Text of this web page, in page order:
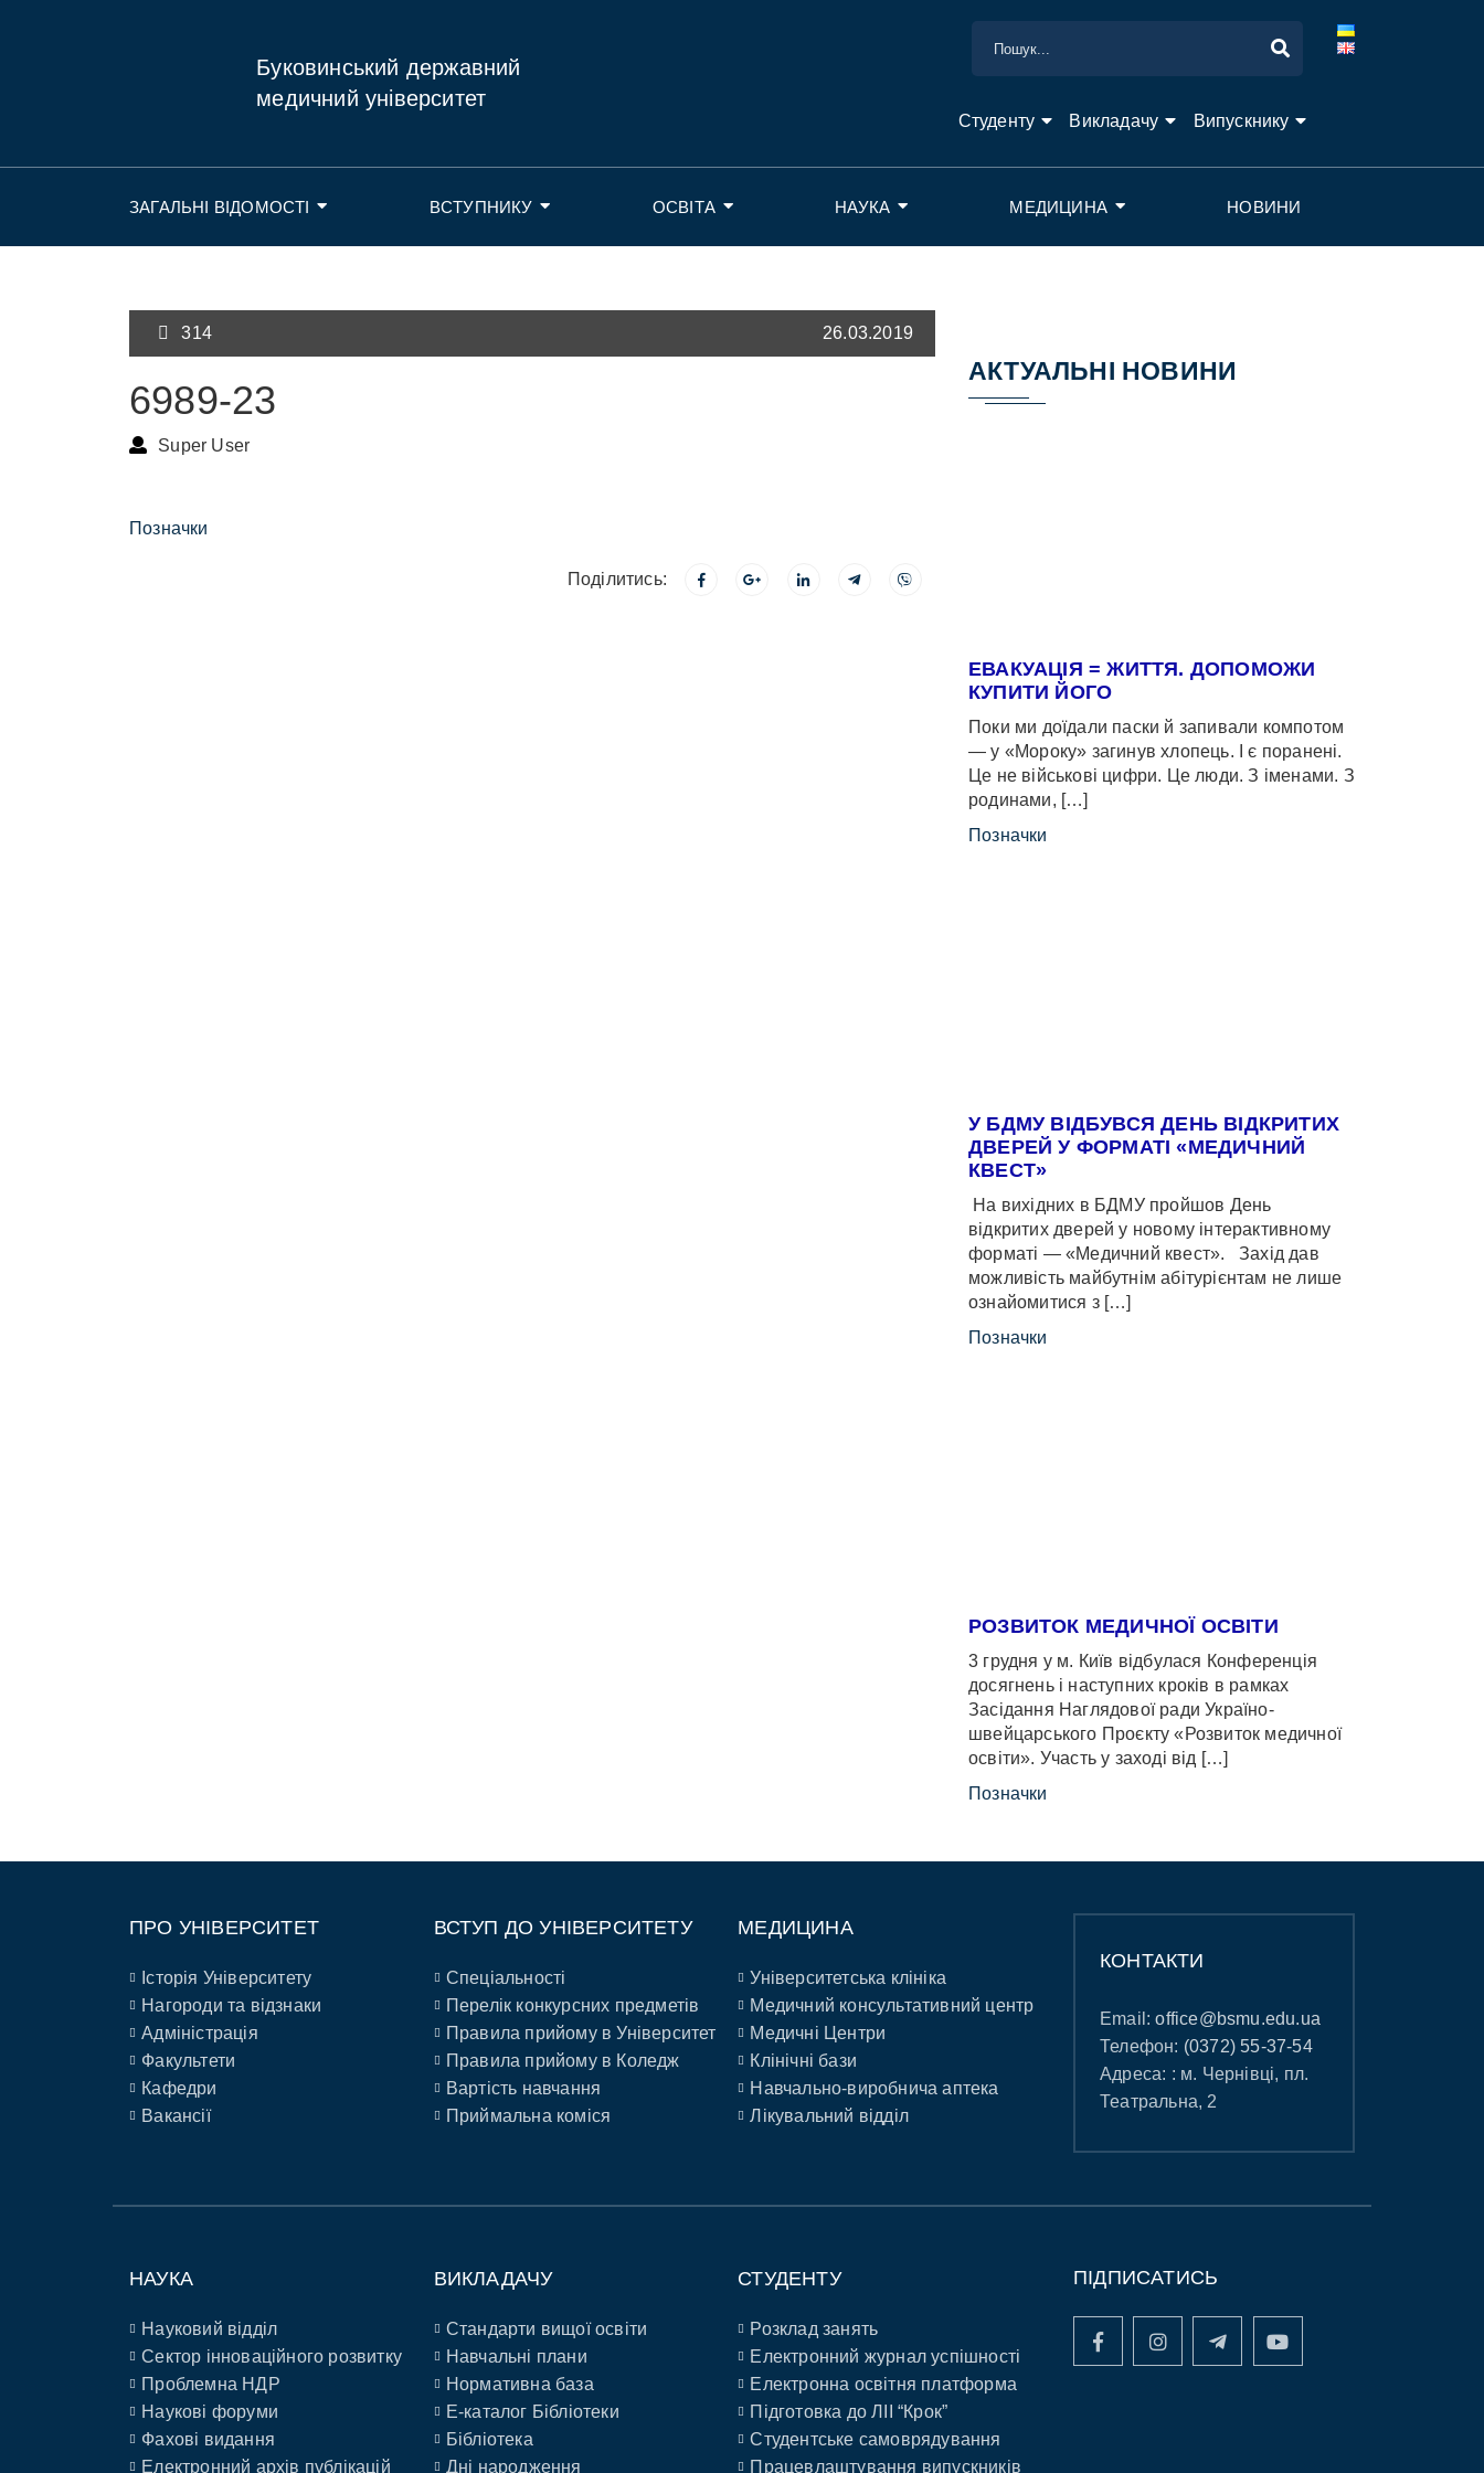
Буковинський державний
медичний університет
Студенту Викладачу Випускнику
ЗАГАЛЬНІ ВІДОМОСТІ ВСТУПНИКУ ОСВІТА НАУКА МЕДИЦИНА НОВИНИ
314 26.03.2019
6989-23
Super User
Позначки
Поділитись:
АКТУАЛЬНІ НОВИНИ
ЕВАКУАЦІЯ = ЖИТТЯ. ДОПОМОЖИ
КУПИТИ ЙОГО
Поки ми доїдали паски й запивали компотом
— у «Мороку» загинув хлопець. І є поранені.
Це не військові цифри. Це люди. З іменами. З
родинами, […]
Позначки
У БДМУ ВІДБУВСЯ ДЕНЬ ВІДКРИТИХ
ДВЕРЕЙ У ФОРМАТІ «МЕДИЧНИЙ
КВЕСТ»
На вихідних в БДМУ пройшов День
відкритих дверей у новому інтерактивному
форматі — «Медичний квест». Захід дав
можливість майбутнім абітурієнтам не лише
ознайомитися з […]
Позначки
РОЗВИТОК МЕДИЧНОЇ ОСВІТИ
3 грудня у м. Київ відбулася Конференція
досягнень і наступних кроків в рамках
Засідання Наглядової ради Україно-
швейцарського Проєкту «Розвиток медичної
освіти». Участь у заході від […]
Позначки
ПРО УНІВЕРСИТЕТ
Історія Університету
Нагороди та відзнаки
Адміністрація
Факультети
Кафедри
Вакансії
ВСТУП ДО УНІВЕРСИТЕТУ
Спеціальності
Перелік конкурсних предметів
Правила прийому в Університет
Правила прийому в Коледж
Вартість навчання
Приймальна коміся
МЕДИЦИНА
Університетська клініка
Медичний консультативний центр
Медичні Центри
Клінічні бази
Навчально-виробнича аптека
Лікувальний відділ
КОНТАКТИ
Email:office@bsmu.edu.ua
Телефон: (0372) 55-37-54
Адреса: : м. Чернівці, пл.
Театральна, 2
НАУКА
Науковий відділ
Сектор інноваційного розвитку
Проблемна НДР
Наукові форуми
Фахові видання
Електронний архів публікацій
ВИКЛАДАЧУ
Стандарти вищої освіти
Навчальні плани
Нормативна база
E-каталог Бібліотеки
Бібліотека
Дні народження
СТУДЕНТУ
Розклад занять
Електронний журнал успішності
Електронна освітня платформа
Підготовка до ЛІІ “Крок”
Студентське самоврядування
Працевлаштування випускників
ПІДПИСАТИСЬ